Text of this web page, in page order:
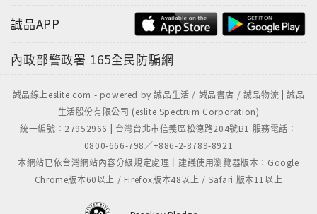
誠品APP
內政部警政署 165全民防騙網
誠品線上eslite.com - powered by 誠品生活 / 誠品書店 / 誠品物流 | 誠品
生活股份有限公司 (eslite Spectrum Corporation)
統一編號：27952966 | 台灣台北市信義區松德路204號B1 服務電話：
0800-666-798／+886-2-8789-8921
本網站已依台灣網站內容分級規定處理｜建議使用瀏覽器版本：Google
Chrome版本60以上 / Firefox版本48以上 / Safari 版本11以上